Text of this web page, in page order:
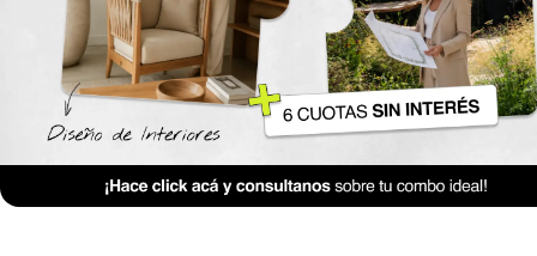
Anterior Clase
Clase 10
Materiales